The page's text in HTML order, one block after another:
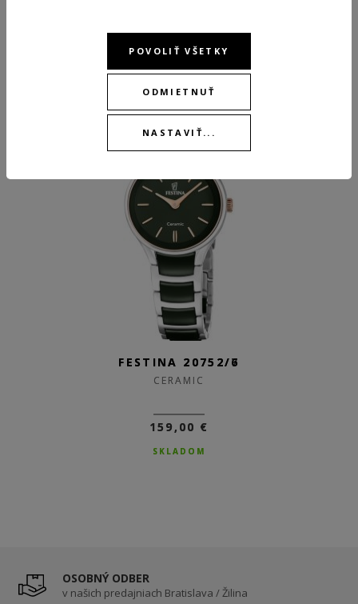
NEW
FESTINA 20752/7
CERAMIC
159,00 €
SKLADOM
NEW
FESTINA 20752/6
CERAMIC
159,00 €
SKLADOM
OSOBNÝ ODBER
v našich predajniach Bratislava / Žilina
POVOLIŤ VŠETKY
ODMIETNUŤ
NASTAVIŤ...